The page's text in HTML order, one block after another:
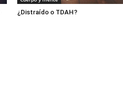
¿Distraído o TDAH?